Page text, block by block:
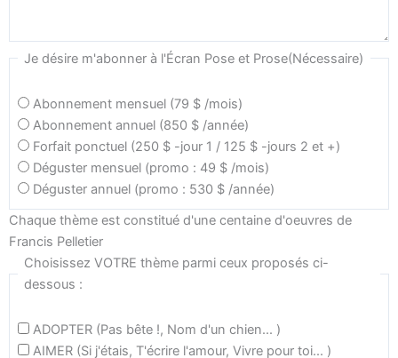
Je désire m'abonner à l'Écran Pose et Prose(Nécessaire)
Abonnement mensuel (79 $ /mois)
Abonnement annuel (850 $ /année)
Forfait ponctuel (250 $ -jour 1 / 125 $ -jours 2 et +)
Déguster mensuel (promo : 49 $ /mois)
Déguster annuel (promo : 530 $ /année)
Chaque thème est constitué d'une centaine d'oeuvres de
Francis Pelletier
Choisissez VOTRE thème parmi ceux proposés ci-
dessous :
ADOPTER (Pas bête !, Nom d'un chien... )
AIMER (Si j'étais, T'écrire l'amour, Vivre pour toi... )